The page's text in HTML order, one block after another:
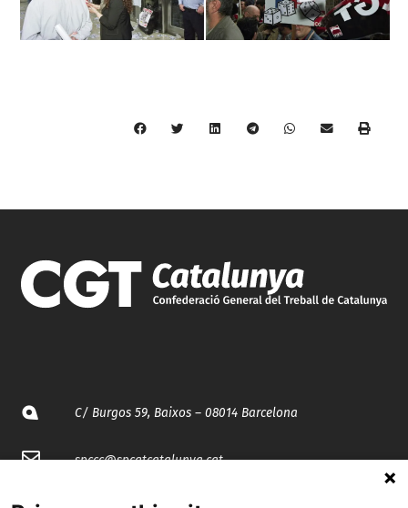
C/ Burgos 59, Baixos – 08014 Barcelona
spccc@spcgtcatalunya.cat